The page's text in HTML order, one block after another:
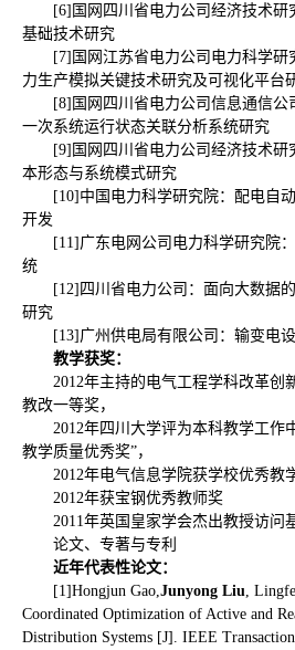
[6]国网四川省电力公司经济技术研
基础技术研究
[7]国网江苏省电力公司电力科学研
力生产模拟关键技术研究及可视化平台
[8]国网四川省电力公司信息通信公
一次系统运行状态关联分析系统研究
[9]国网四川省电力公司经济技术研
本形态与系统模式研究
[10]中国电力科学研究院：配电自
开发
[11]广东电网公司电力科学研究院
统
[12]四川省电力公司：面向大数据
研究
[13]广州供电局有限公司：输变电
教学获奖：
2012年主持的电气工程学科改革创
教改一等奖，
2012年四川大学评为本科教学工作
教学质量优秀奖”，
2012年电气信息学院获学校优秀教
2012年获宝钢优秀教师奖
2011年英国皇家学会杰出教授访问
论文、专著与专利
近年代表性论文：
[1]Hongjun Gao, Junyong Liu ,
Coordinated Optimization of Active and
Distribution Systems [J]. IEEE